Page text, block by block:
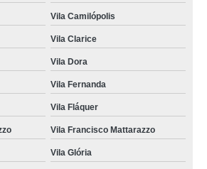
Vila Camilópolis
Vila Clarice
Vila Dora
Vila Fernanda
Vila Fláquer
Vila Francisco Mattarazzo
Vila Glória